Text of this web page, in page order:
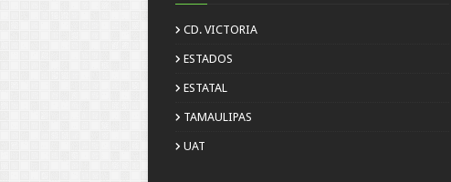
CD. VICTORIA
ESTADOS
ESTATAL
TAMAULIPAS
UAT